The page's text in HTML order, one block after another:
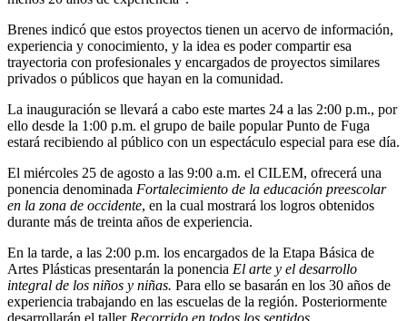
Brenes indicó que estos proyectos tienen un acervo de información,
experiencia y conocimiento, y la idea es poder compartir esa
trayectoria con profesionales y encargados de proyectos similares
privados o públicos que hayan en la comunidad.
La inauguración se llevará a cabo este martes 24 a las 2:00 p.m., por
ello desde la 1:00 p.m. el grupo de baile popular Punto de Fuga
estará recibiendo al público con un espectáculo especial para ese día.
El miércoles 25 de agosto a las 9:00 a.m. el CILEM, ofrecerá una
ponencia denominada Fortalecimiento de la educación preescolar
en la zona de occidente, en la cual mostrará los logros obtenidos
durante más de treinta años de experiencia.
En la tarde, a las 2:00 p.m. los encargados de la Etapa Básica de
Artes Plásticas presentarán la ponencia El arte y el desarrollo
integral de los niños y niñas. Para ello se basarán en los 30 años de
experiencia trabajando en las escuelas de la región. Posteriormente
desarrollarán el taller Recorrido en todos los sentidos.